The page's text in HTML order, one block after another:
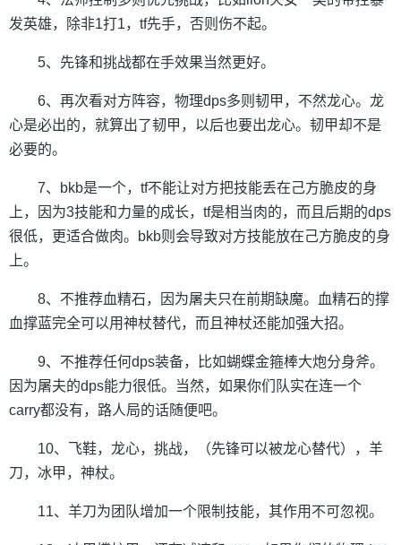
发英雄，除非1打1，tf先手，否则伤不起。
5、先锋和挑战都在手效果当然更好。
6、再次看对方阵容，物理dps多则韧甲，不然龙心。龙
心是必出的，就算出了韧甲，以后也要出龙心。韧甲却不是
必要的。
7、bkb是一个，tf不能让对方把技能丢在己方脆皮的身
上，因为3技能和力量的成长，tf是相当肉的，而且后期的dps
很低，更适合做肉。bkb则会导致对方技能放在己方脆皮的身
上。
8、不推荐血精石，因为屠夫只在前期缺魔。血精石的撑
血撑蓝完全可以用神杖替代，而且神杖还能加强大招。
9、不推荐任何dps装备，比如蝴蝶金箍棒大炮分身斧。
因为屠夫的dps能力很低。当然，如果你们队实在连一个
carry都没有，路人局的话随便吧。
10、飞鞋，龙心，挑战，（先锋可以被龙心替代），羊
刀，冰甲，神杖。
11、羊刀为团队增加一个限制技能，其作用不可忽视。